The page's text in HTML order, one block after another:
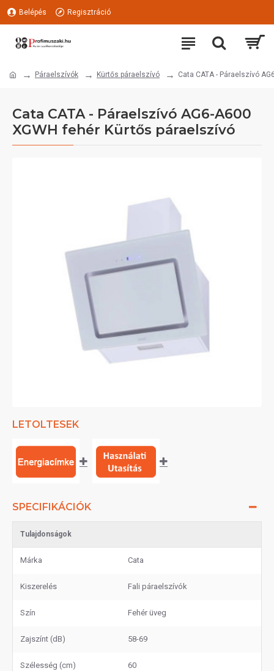
Belépés Regisztráció
Páraelszívók Kürtős páraelszívó Cata CATA - Páraelszívó
Cata CATA - Páraelszívó AG6-A600
XGWH fehér Kürtős páraelszívó
LETOLTESEK
SPECIFIKÁCIÓK
Tulajdonságok
Márka Cata
Kiszerelés Fali páraelszívók
Szín Fehér üveg
Zajszínt (dB) 58-69
Szélesség (cm) 60